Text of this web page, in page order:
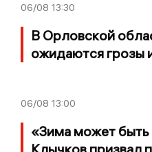
06/08 13:30
В Орловской
ожидаются грозы
06/08 13:00
«Зима может